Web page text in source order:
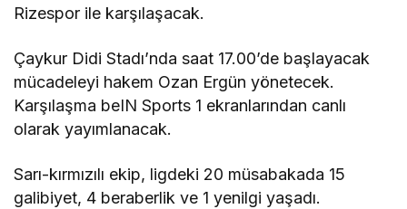
Rizespor ile karşılaşacak.
Çaykur Didi Stadı’nda saat 17.00’de başlayacak
mücadeleyi hakem Ozan Ergün yönetecek.
Karşılaşma beIN Sports 1 ekranlarından canlı
olarak yayımlanacak.
Sarı-kırmızılı ekip, ligdeki 20 müsabakada 15
galibiyet, 4 beraberlik ve 1 yenilgi yaşadı.